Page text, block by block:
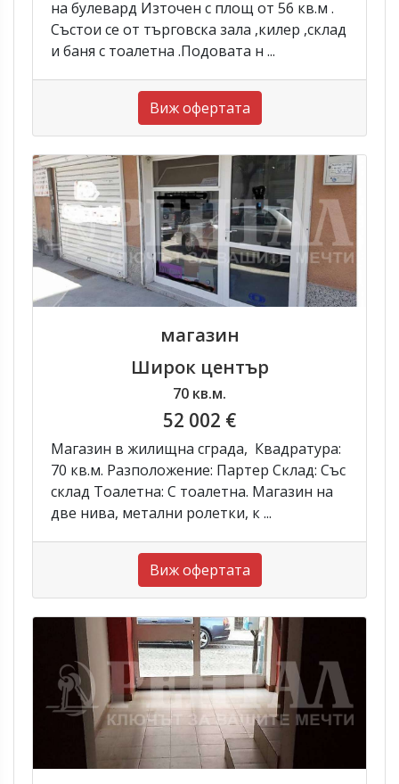
на булевард Източен с площ от 56 кв.м .
Състои се от търговска зала ,килер ,склад
и баня с тоалетна .Подовата н ...
Виж офертата
магазин
Широк център
70 кв.м.
52 002 €
Магазин в жилищна сграда, Квадратура:
70 кв.м. Разположение: Партер Склад: Със
склад Тоалетна: С тоалетна. Магазин на
две нива, метални ролетки, к ...
Виж офертата